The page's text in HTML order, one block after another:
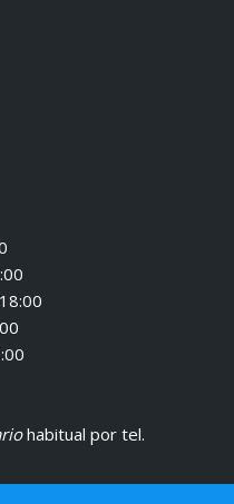
habitual por tel.